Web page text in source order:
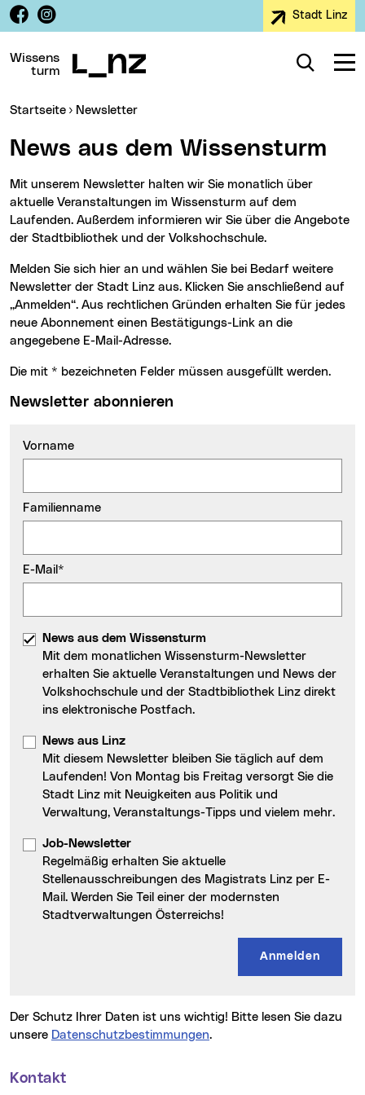
Zur Navigation
Zum Inhalt
Zur Suche
Facebook
Instagram Stadt Linz
Wissens
turm
Suche
Sie sind hier:
Startseite Newsletter(aktueller Menüpunkt)
News aus dem Wissensturm
Mit unserem Newsletter halten wir Sie monatlich über
aktuelle Veranstaltungen im Wissensturm auf dem
Laufenden. Außerdem informieren wir Sie über die Angebote
der Stadtbibliothek und der Volkshochschule.
Melden Sie sich hier an und wählen Sie bei Bedarf weitere
Newsletter der Stadt Linz aus. Klicken Sie anschließend auf
„Anmelden“. Aus rechtlichen Gründen erhalten Sie für jedes
neue Abonnement einen Bestätigungs-Link an die
angegebene E-Mail-Adresse.
Die mit * bezeichneten Felder müssen ausgefüllt werden.
Newsletter abonnieren
Vorname
Familienname
E-Mail*
News aus dem Wissensturm
Mit dem monatlichen Wissensturm-Newsletter
erhalten Sie aktuelle Veranstaltungen und News der
Volkshochschule und der Stadtbibliothek Linz direkt
ins elektronische Postfach.
News aus Linz
Mit diesem Newsletter bleiben Sie täglich auf dem
Laufenden! Von Montag bis Freitag versorgt Sie die
Stadt Linz mit Neuigkeiten aus Politik und
Verwaltung, Veranstaltungs-Tipps und vielem mehr.
Job-Newsletter
Regelmäßig erhalten Sie aktuelle
Stellenausschreibungen des Magistrats Linz per E-
Mail. Werden Sie Teil einer der modernsten
Stadtverwaltungen Österreichs!
Der Schutz Ihrer Daten ist uns wichtig! Bitte lesen Sie dazu
unsere Datenschutzbestimmungen.
Weitere Informationen
Kontakt